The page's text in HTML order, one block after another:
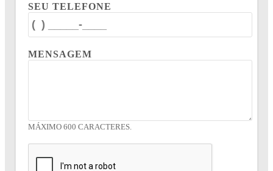
SEU TELEFONE
MENSAGEM
MÁXIMO 600 CARACTERES.